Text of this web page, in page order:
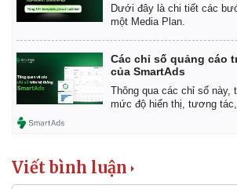
Pháp luật
Vụ án
Tin nóng
Tư vấn luật
Quân sự
Việt Nam
Phân tích
Dưới đây là chi tiết các
một Media Plan.
Các chỉ số quảng cáo
của SmartAds
Thông qua các chỉ số này,
mức độ hiển thị, tương
Viết bình luận